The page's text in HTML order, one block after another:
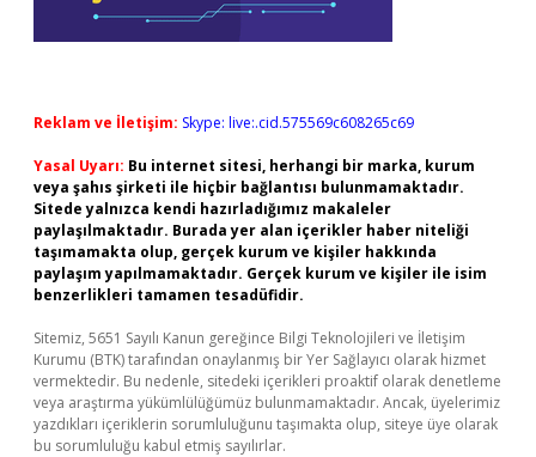
Reklam ve İletişim: Skype: live:.cid.575569c608265c69
Yasal Uyarı: Bu internet sitesi, herhangi bir marka, kurum
veya şahıs şirketi ile hiçbir bağlantısı bulunmamaktadır.
Sitede yalnızca kendi hazırladığımız makaleler
paylaşılmaktadır. Burada yer alan içerikler haber niteliği
taşımamakta olup, gerçek kurum ve kişiler hakkında
paylaşım yapılmamaktadır. Gerçek kurum ve kişiler ile isim
benzerlikleri tamamen tesadüfidir.
Sitemiz, 5651 Sayılı Kanun gereğince Bilgi Teknolojileri ve İletişim
Kurumu (BTK) tarafından onaylanmış bir Yer Sağlayıcı olarak hizmet
vermektedir. Bu nedenle, sitedeki içerikleri proaktif olarak denetleme
veya araştırma yükümlülüğümüz bulunmamaktadır. Ancak, üyelerimiz
yazdıkları içeriklerin sorumluluğunu taşımakta olup, siteye üye olarak
bu sorumluluğu kabul etmiş sayılırlar.